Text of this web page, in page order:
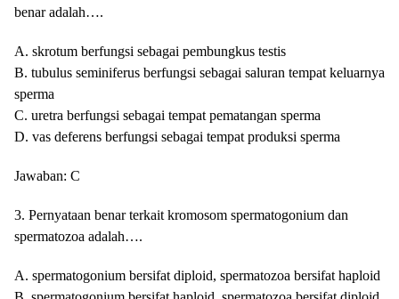
benar adalah….
A. skrotum berfungsi sebagai pembungkus testis
B. tubulus seminiferus berfungsi sebagai saluran tempat keluarnya
sperma
C. uretra berfungsi sebagai tempat pematangan sperma
D. vas deferens berfungsi sebagai tempat produksi sperma
Jawaban: C
3. Pernyataan benar terkait kromosom spermatogonium dan
spermatozoa adalah….
A. spermatogonium bersifat diploid, spermatozoa bersifat haploid